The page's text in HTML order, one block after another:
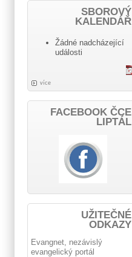
SBOROVÝ
KALENDÁŘ
Žádné nadcházející
události
více
FACEBOOK ČCE
LIPTÁL
UŽITEČNÉ
ODKAZY
Evangnet, nezávislý
evangelický portál